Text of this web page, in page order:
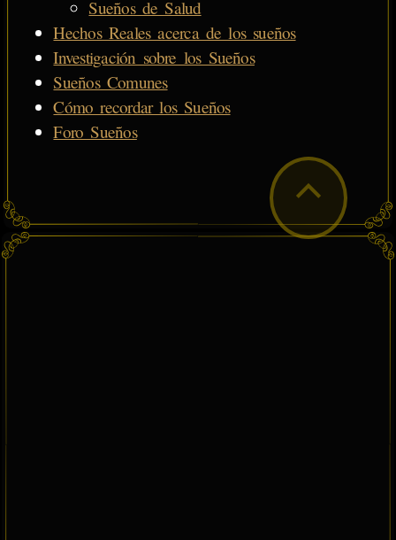
Sueños de Salud
Hechos Reales acerca de los sueños
Investigación sobre los Sueños
Sueños Comunes
Cómo recordar los Sueños
Foro Sueños